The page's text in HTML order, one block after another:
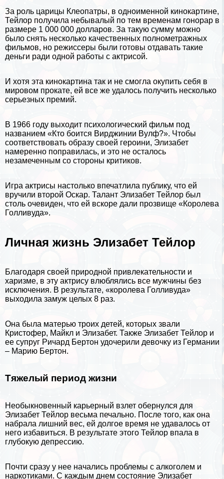
За роль царицы Клеопатры, в одноименной кинокартине,
Тейлор получила небывалый по тем временам гонорар в
размере 1 000 000 долларов. За такую сумму можно
было снять несколько качественных полнометражных
фильмов, но режиссеры были готовы отдавать такие
деньги ради одной работы с актрисой.
И хотя эта кинокартина так и не смогла окупить себя в
мировом прокате, ей все же удалось получить несколько
серьезных премий.
В 1966 году выходит психологический фильм под
названием «Кто боится Вирджинии Вулф?». Чтобы
соответствовать образу своей героини, Элизабет
намеренно поправилась, и это не осталось
незамеченным со стороны критиков.
Игра актрисы настолько впечатлила публику, что ей
вручили второй Оскар. Талант Элизабет Тейлор был
столь очевиден, что ей вскоре дали прозвище «Королева
Голливуда».
Личная жизнь Элизабет Тейлор
Благодаря своей природной привлекательности и
харизме, в эту актрису влюблялись все мужчины без
исключения. В результате, «королева Голливуда»
выходила замуж целых 8 раз.
Она была матерью троих детей, которых звали
Кристофер, Майкл и Элизабет. Также Элизабет Тейлор и
ее супруг Ричард Бертон удочерили дeвoчку из Германии
– Марию Бертон.
Тяжелый период жизни
Необыкновенный карьерный взлет обернулся для
Элизабет Тейлор весьма печально. После того, как она
набрала лишний вес, ей долгое время не удавалось от
него избавиться. В результате этого Тейлор впала в
глубокую депрессию.
Почти сразу у нее начались проблемы с алкоголем и
наркотиками. С каждым днем состояние Элизабет